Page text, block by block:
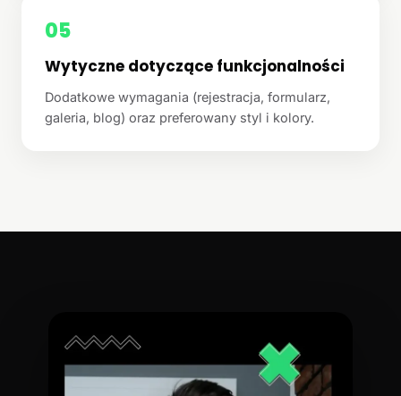
05
Wytyczne dotyczące funkcjonalności
Dodatkowe wymagania (rejestracja, formularz,
galeria, blog) oraz preferowany styl i kolory.